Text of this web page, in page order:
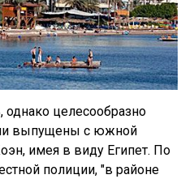
однако целесообразно
выпущены с южной
имея в виду Египет. По
полиции, "в районе